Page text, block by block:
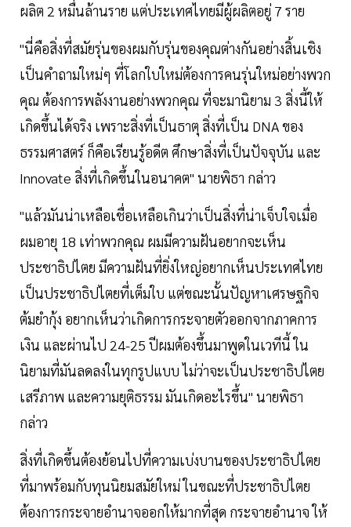
ผลิต 2 หมื่นล้านราย แต่ประเทศไทยมีผู้ผลิตอยู่ 7 ราย
"นี่คือสิ่งที่สมัยรุ่นของผมกับรุ่นของคุณต่างกันอย่างสิ้นเชิง
เป็นคำถามใหม่ๆ ที่โลกใบใหม่ต้องการคนรุ่นใหม่อย่างพวก
คุณ ต้องการพลังงานอย่างพวกคุณ ที่จะมานิยาม 3 สิ่งนี้ให้
เกิดขึ้นได้จริง เพราะสิ่งที่เป็นธาตุ สิ่งที่เป็น DNA ของ
ธรรมศาสตร์ ก็คือเรียนรู้อดีต ศึกษาสิ่งที่เป็นปัจจุบัน และ
Innovate สิ่งที่เกิดขึ้นในอนาคต" นายพิธา กล่าว
"แล้วมันน่าเหลือเชื่อเหลือเกินว่าเป็นสิ่งที่น่าเจ็บใจเมื่อ
ผมอายุ 18 เท่าพวกคุณ ผมมีความฝันอยากจะเห็น
ประชาธิปไตย มีความฝันที่ยิ่งใหญ่อยากเห็นประเทศไทย
เป็นประชาธิปไตยที่เต็มใบ แต่ขณะนั้นปัญหาเศรษฐกิจ
ต้มยำกุ้ง อยากเห็นว่าเกิดการกระจายตัวออกจากภาคการ
เงิน และผ่านไป 24-25 ปีผมต้องขึ้นมาพูดในเวทีนี้ ใน
นิยามที่มันลดลงในทุกรูปแบบ ไม่ว่าจะเป็นประชาธิปไตย
เสรีภาพ และความยุติธรรม มันเกิดอะไรขึ้น" นายพิธา
กล่าว
สิ่งที่เกิดขึ้นต้องย้อนไปที่ความเบ่งบานของประชาธิปไตย
ที่มาพร้อมกับทุนนิยมสมัยใหม่ ในขณะที่ประชาธิปไตย
ต้องการกระจายอำนาจออกให้มากที่สุด กระจายอำนาจ ให้